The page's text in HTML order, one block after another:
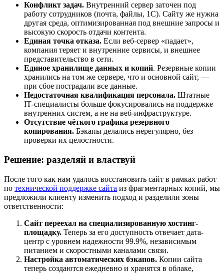
Конфликт задач. Внутренний сервер заточен под
работу сотрудников (почта, файлы, 1С). Сайту же нужна
другая среда, оптимизированная под внешние запросы и
высокую скорость отдачи контента.
Единая точка отказа. Если веб-сервер «падает»,
компания теряет и внутренние сервисы, и внешнее
представительство в сети.
Единое хранилище данных и копий. Резервные копии
хранились на том же сервере, что и основной сайт, —
при сбое пострадали все данные.
Недостаточная квалификация персонала. Штатные
IT‑специалисты больше фокусировались на поддержке
внутренних систем, а не на веб‑инфраструктуре.
Отсутствие чёткого графика резервного
копирования. Бэкапы делались нерегулярно, без
проверки их целостности.
Решение: разделяй и властвуй
После того как нам удалось восстановить сайт в рамках работ
по технической поддержке сайта из фрагментарных копий, мы
предложили клиенту изменить подход и разделили зоны
ответственности:
Сайт переехал на специализированную хостинг-
площадку. Теперь за его доступность отвечает дата-
центр с уровнем надежности 99.9%, независимым
питанием и скоростными каналами связи.
Настройка автоматических бэкапов. Копии сайта
теперь создаются ежедневно и хранятся в облаке,